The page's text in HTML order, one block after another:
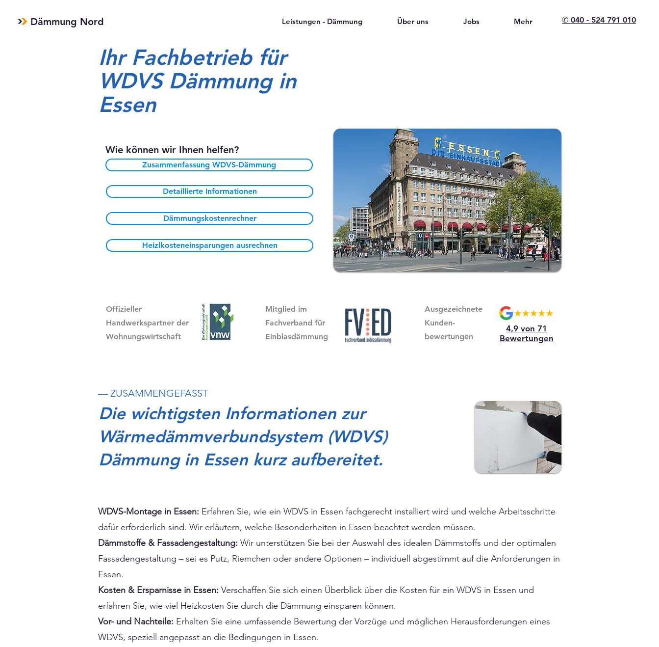
Dämmung Nord Leistungen - Dämmung Über uns Jobs Mehr ✆ 040 - 524 791 010
Ihr Fachbetrieb für
WDVS Dämmung in
Essen
Wie können wir Ihnen helfen?
Zusammenfassung WDVS-Dämmung
Detaillierte Informationen
Dämmungskostenrechner
Heizlkosteneinsparungen ausrechnen
Offizieller
Handwerkspartner der
Wohnungswirtschaft
Mitglied im
Fachverband für
Einblasdämmung
Ausgezeichnete
Kunden-
bewertungen
4,9 von 71
Bewertungen
— ZUSAMMENGEFASST
Die wichtigsten Informationen zur
Wärmedämmverbundsystem (WDVS)
Dämmung in Essen kurz aufbereitet.
WDVS-Montage in Essen: Erfahren Sie, wie ein WDVS in Essen fachgerecht installiert wird und welche Arbeitsschritte
dafür erforderlich sind. Wir erläutern, welche Besonderheiten in Essen beachtet werden müssen.
Dämmstoffe & Fassadengestaltung: Wir unterstützen Sie bei der Auswahl des idealen Dämmstoffs und der optimalen
Fassadengestaltung – sei es Putz, Riemchen oder andere Optionen – individuell abgestimmt auf die Anforderungen in
Essen.
Kosten & Ersparnisse in Essen: Verschaffen Sie sich einen Überblick über die Kosten für ein WDVS in Essen und
erfahren Sie, wie viel Heizkosten Sie durch die Dämmung einsparen können.
Vor- und Nachteile: Erhalten Sie eine umfassende Bewertung der Vorzüge und möglichen Herausforderungen eines
WDVS, speziell angepasst an die Bedingungen in Essen.